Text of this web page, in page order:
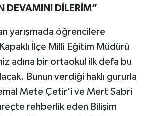
DEVAMINI DİLERİM”
yarışmada öğrencilere
İlçe Milli Eğitim Müdürü
adına bir ortaokul ilk defa bu
Bunun verdiği haklı gururla
Mete Çetir’i ve Mert Sabri
rehberlik eden Bilişim